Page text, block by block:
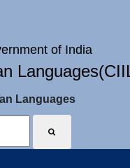
of India
Languages